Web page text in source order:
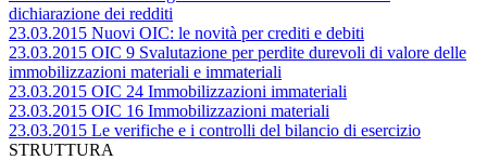
dichiarazione dei redditi
23.03.2015 Nuovi OIC: le novità per crediti e debiti
23.03.2015 OIC 9 Svalutazione per perdite durevoli di valore delle
immobilizzazioni materiali e immateriali
23.03.2015 OIC 24 Immobilizzazioni immateriali
23.03.2015 OIC 16 Immobilizzazioni materiali
23.03.2015 Le verifiche e i controlli del bilancio di esercizio
STRUTTURA